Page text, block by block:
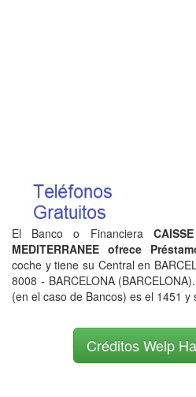
El Banco o Financiera
MEDITERRANEE ofrece
coche y tiene su Central en
8008 - BARCELONA
(en el caso de Bancos) es el 1451 y
Créditos Welp